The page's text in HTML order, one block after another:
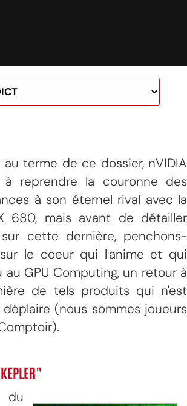
terme de ce dossier, nVIDIA
reprendre la couronne des
à son éternel rival avec la
680, mais avant de détailler
cette dernière, penchons-
le coeur qui l'anime et qui
au GPU Computing, un retour à
de tels produits qui n'est
(nous sommes joueurs
du